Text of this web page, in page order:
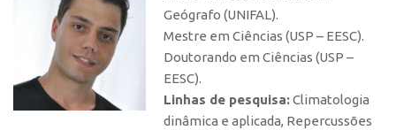
Geógrafo (UNIFAL).
Mestre em Ciências (USP – EESC).
Doutorando em Ciências (USP –
EESC).
Linhas de pesquisa:Climatologia
dinâmica e aplicada, Repercussões